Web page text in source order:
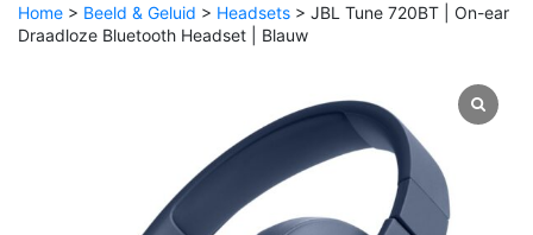
Home > Beeld & Geluid > Headsets > JBL Tune 720BT | On-ear
Draadloze Bluetooth Headset | Blauw